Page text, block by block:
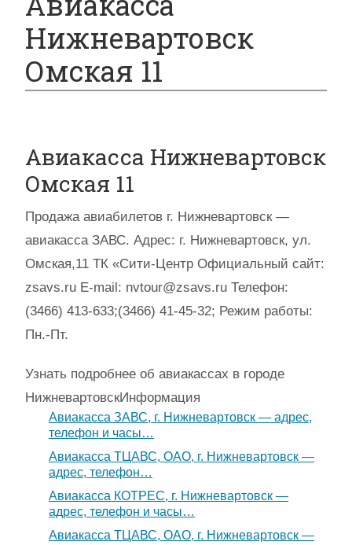
Нижневартовск
Омская 11
Авиакасса Нижневартовск
Омская 11
Продажа авиабилетов г. Нижневартовск —
авиакасса ЗАВС. Адрес: г. Нижневартовск, ул.
Омская,11 ТК «Сити-Центр Официальный сайт:
zsavs.ru E-mail: nvtour@zsavs.ru Телефон:
(3466) 413-633;(3466) 41-45-32; Режим работы:
Пн.-Пт.
Узнать подробнее об авиакассах в городе
НижневартовскИнформация
Авиакасса ЗАВС, г. Нижневартовск — адрес,
телефон и часы…
Авиакасса ТЦАВС, ОАО, г. Нижневартовск —
адрес, телефон…
Авиакасса КОТРЕС, г. Нижневартовск —
адрес, телефон и часы…
Авиакасса ТЦАВС, ОАО, г. Нижневартовск —